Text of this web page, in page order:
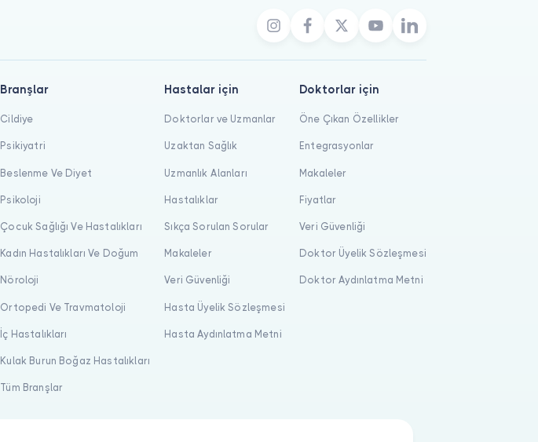
Branşlar
Cildiye
Psikiyatri
Beslenme Ve Diyet
Psikoloji
Çocuk Sağlığı Ve Hastalıkları
Kadın Hastalıkları Ve Doğum
Nöroloji
Ortopedi Ve Travmatoloji
İç Hastalıkları
Kulak Burun Boğaz Hastalıkları
Tüm Branşlar
Hastalar için
Doktorlar ve Uzmanlar
Uzaktan Sağlık
Uzmanlık Alanları
Hastalıklar
Sıkça Sorulan Sorular
Makaleler
Veri Güvenliği
Hasta Üyelik Sözleşmesi
Hasta Aydınlatma Metni
Doktorlar için
Öne Çıkan Özellikler
Entegrasyonlar
Makaleler
Fiyatlar
Veri Güvenliği
Doktor Üyelik Sözleşmesi
Doktor Aydınlatma Metni